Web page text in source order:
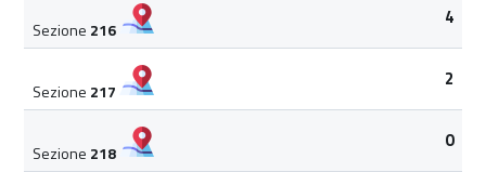
Sezione 216
4
Sezione 217
2
Sezione 218
0